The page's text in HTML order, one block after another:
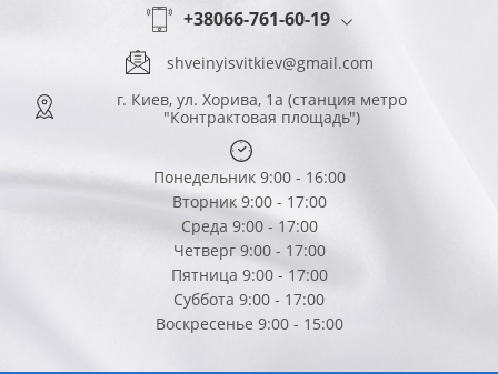
+38066-761-60-19
shveinyisvitkiev@gmail.com
г. Киев, ул. Хорива, 1а (станция метро
"Контрактовая площадь")
Понедельник 9:00 - 16:00
Вторник 9:00 - 17:00
Среда 9:00 - 17:00
Четверг 9:00 - 17:00
Пятница 9:00 - 17:00
Суббота 9:00 - 17:00
Воскресенье 9:00 - 15:00